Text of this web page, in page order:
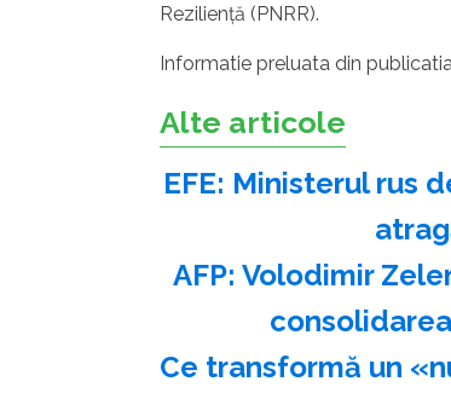
Rezilienţă (PNRR).
Informatie preluata din publicatia
Alte articole
EFE: Ministerul rus
AFP: Volodimir
Ce transformă un